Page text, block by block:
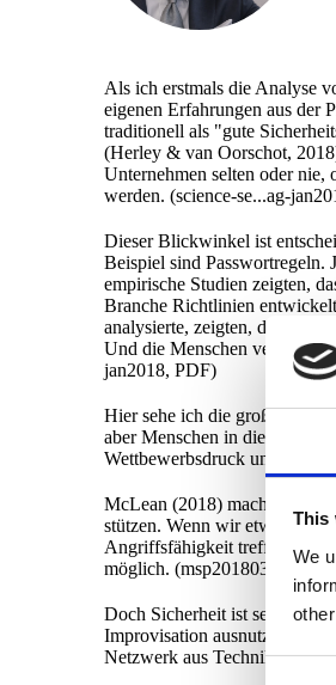
This
We
Consent
Als ich erstmals die Analyse
eigenen Erfahrungen aus der
traditionell als "gute
(Herley & van Oorschot,
Unternehmen selten oder
werden. (science-se...ag-
Dieser Blickwinkel ist
Beispiel sind Passwortregeln.
empirische Studien zeigten,
Branche Richtlinien
analysierte, zeigten, dass
Und die Menschen versagten
jan2018, PDF)
Hier sehe ich die große
aber Menschen in die Hand,
Wettbewerbsdruck und
McLean (2018) macht einen
stützen. Wenn wir etwa
Angriffsfähigkeit treffen
möglich. (msp2018030006,
Doch Sicherheit ist selten so
Improvisation ausnutzen,
Netzwerk aus Technik,